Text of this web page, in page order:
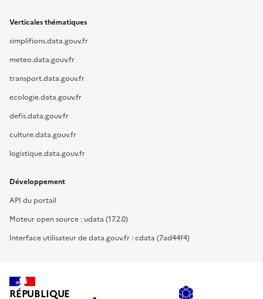
Verticales thématiques
simplifions.data.gouv.fr
meteo.data.gouv.fr
transport.data.gouv.fr
ecologie.data.gouv.fr
defis.data.gouv.fr
culture.data.gouv.fr
logistique.data.gouv.fr
Développement
API du portail
Moteur open source : udata (17.2.0)
Interface utilisateur de data.gouv.fr : cdata (7ad44f4)
RÉPUBLIQUE